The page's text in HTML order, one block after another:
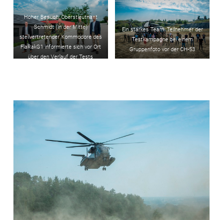
Hoher Besuch: Oberstleutnant
Schmidt (in der Mitte)
stellvertretender Kommodore des
FlaRakG1 informierte sich vor Ort
über den Verlauf der Tests
Ein starkes Team: Teilnehmer der
Testkampagne bei einem
Gruppenfoto vor der CH-53